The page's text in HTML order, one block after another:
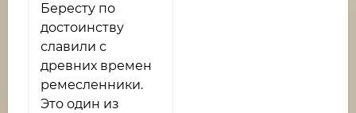
Бересту по
достоинству
славили с
древних времен
ремесленники.
Это один из